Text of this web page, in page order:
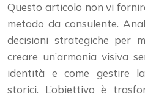
Questo articolo non vi
metodo da consulente.
decisioni strategiche per
creare un’armonia visiva
identità e come gestire
storici. L’obiettivo è